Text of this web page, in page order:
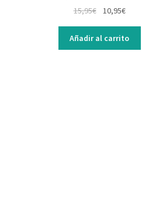
15,95€
original
era:
10,95€El
actual
es:
Añadir al carrito